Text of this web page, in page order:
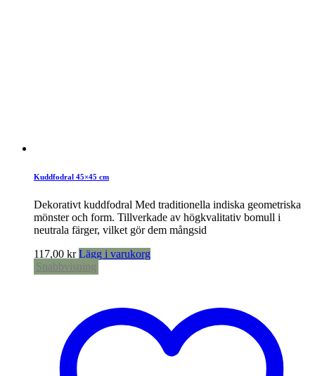
Kuddfodral 45×45 cm
Dekorativt kuddfodral Med traditionella indiska geometriska
mönster och form. Tillverkade av högkvalitativ bomull i
neutrala färger, vilket gör dem mångsid
117,00 kr Lägg i varukorg
Snabbvisning